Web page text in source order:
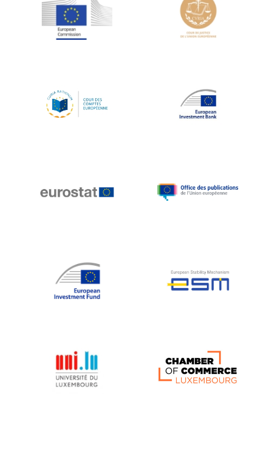
Jean-Louis Schiltz
Jean-Victor Louis
Johnny Åkerholm
Katharien L.C. Hunt
Klaus-Heiner Lehne
Koen LENAERTS
Lars Heikensten
Lucas Papademos
Máire Geoghegan-Quinn